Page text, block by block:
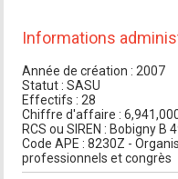
Informations
Année de création : 2007
Statut : SASU
Effectifs : 28
Chiffre d'affaire :
RCS ou SIREN : Bobigny B
Code APE : 8230Z -
professionnels et congrès